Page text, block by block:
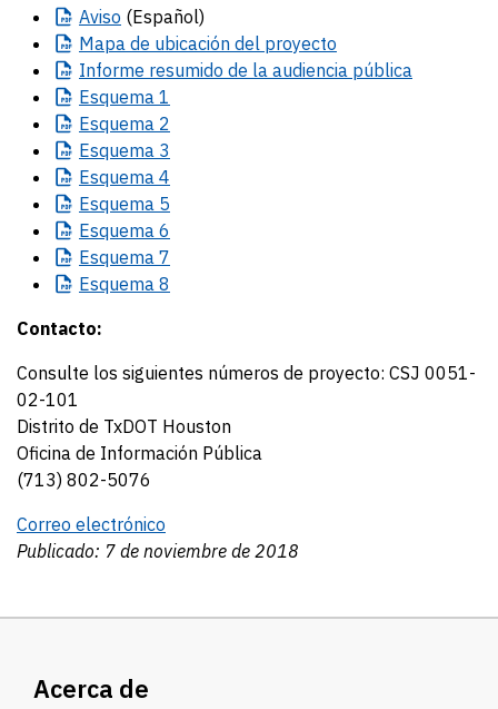
Aviso (Español)
Mapa de ubicación del proyecto
Informe resumido de la audiencia pública
Esquema 1
Esquema 2
Esquema 3
Esquema 4
Esquema 5
Esquema 6
Esquema 7
Esquema 8
Contacto:
Consulte los siguientes números de proyecto: CSJ 0051-
02-101
Distrito de TxDOT Houston
Oficina de Información Pública
(713) 802-5076
Correo electrónico
Publicado: 7 de noviembre de 2018
Acerca de